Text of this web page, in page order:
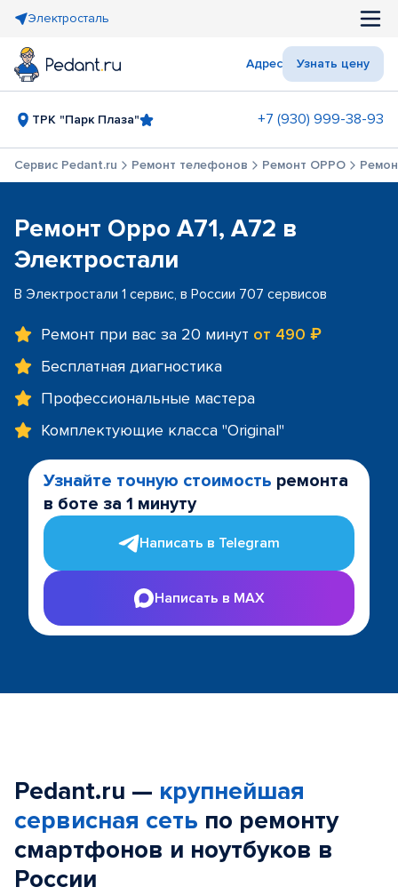
Электросталь
Адрес Узнать цену
ТРК "Парк Плаза" +7 (930) 999-38-93
Сервис Pedant.ru Ремонт телефонов Ремонт OPPO
Ремонт Oppo A71, A72 в
Электростали
В Электростали 1 сервис, в России 707 сервисов
Ремонт при вас за 20 минут от 490 ₽
Бесплатная диагностика
Профессиональные мастера
Комплектующие класса "Original"
Узнайте точную стоимость ремонта
в боте за 1 минуту
Написать в Telegram
Написать в MAX
Pedant.ru — крупнейшая
сервисная сеть по ремонту
смартфонов и ноутбуков в
России